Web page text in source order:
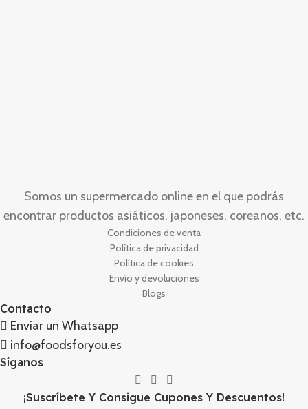
Somos un supermercado online en el que podrás
encontrar productos asiáticos, japoneses, coreanos, etc.
Condiciones de venta
Política de privacidad
Política de cookies
Envío y devoluciones
Blogs
Contacto
Enviar un Whatsapp
info@foodsforyou.es
Síganos
¡Suscríbete Y Consigue Cupones Y Descuentos!